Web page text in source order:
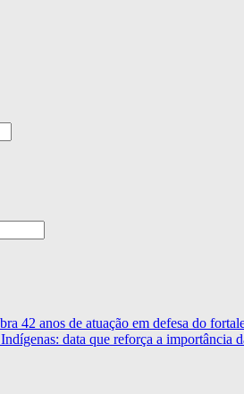
42 anos de atuação em defesa do
data que reforça a importância